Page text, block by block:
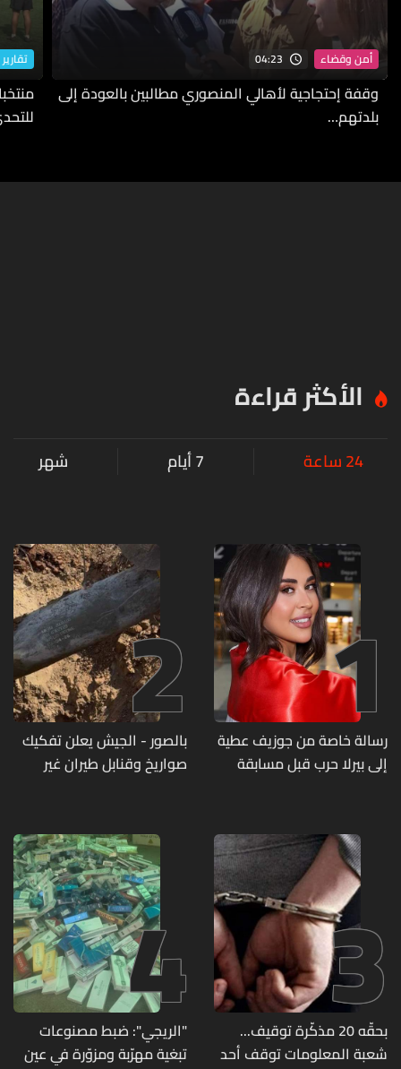
أمن وقضاء 04:23
وقفة إحتجاجية لأهالي المنصوري مطالبين بالعودة إلى
بلدتهم…
الأكثر قراءة
24 ساعة 7 أيام شهر
1
رسالة خاصة من جوزيف عطية
إلى بيرلا حرب قبل مسابقة
2
بالصور - الجيش يعلن تفكيك
صواريخ وقنابل طيران غير
3بحقّه 20 مذكّرة توقيف...
شعبة المعلومات توقف أحد
4
"الريجي": ضبط مصنوعات
تبغية مهرّبة ومزوّرة في عين